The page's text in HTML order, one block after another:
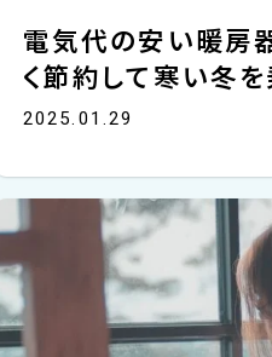
電気代の安い暖房
く節約して寒い冬を
2025.01.29